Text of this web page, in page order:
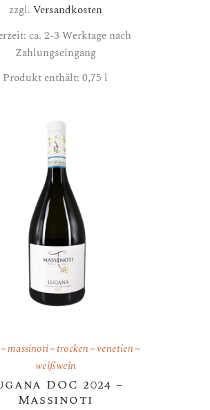
zzgl. Versandkosten
ca. 2-3 Werktage nach
Zahlungseingang
Produkt enthält: 0,75 l
massinoti trocken venetien
weißwein
DOC 2024 –
Massinoti